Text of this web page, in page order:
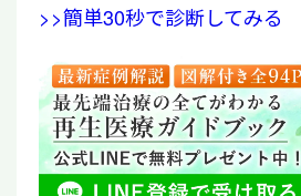
>>簡単30秒で診断してみる